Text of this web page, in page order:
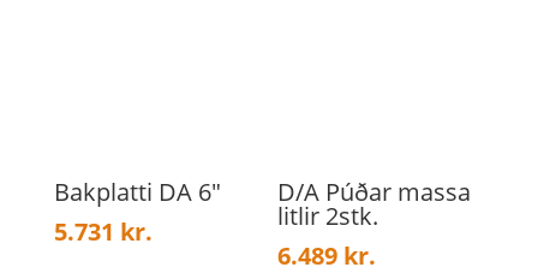
Bakplatti DA 6″
5.731 kr.
D/A Púðar massa
litlir 2stk.
6.489 kr.